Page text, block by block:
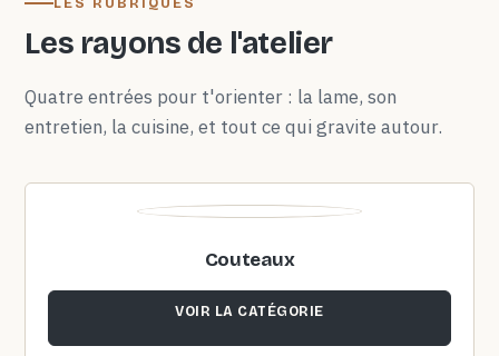
Les rayons de l'atelier
Quatre entrées pour t'orienter : la lame, son
entretien, la cuisine, et tout ce qui gravite autour.
Couteaux
VOIR LA CATÉGORIE